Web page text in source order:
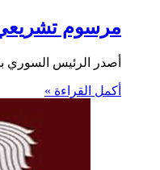
مرسوم تشريعي في
أصدر الرئيس السوري بشار الأسد المرسوم
أكمل القراءة »